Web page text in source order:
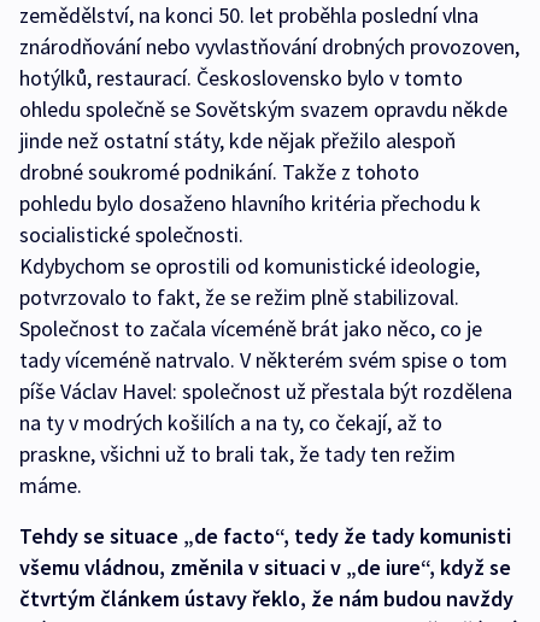
zemědělství, na konci 50. let proběhla poslední vlna
znárodňování nebo vyvlastňování drobných provozoven,
hotýlků, restaurací. Československo bylo v tomto
ohledu společně se Sovětským svazem opravdu někde
jinde než ostatní státy, kde nějak přežilo alespoň
drobné soukromé podnikání. Takže z tohoto
pohledu bylo dosaženo hlavního kritéria přechodu k
socialistické společnosti.
Kdybychom se oprostili od komunistické ideologie,
potvrzovalo to fakt, že se režim plně stabilizoval.
Společnost to začala víceméně brát jako něco, co je
tady víceméně natrvalo. V některém svém spise o tom
píše Václav Havel: společnost už přestala být rozdělena
na ty v modrých košilích a na ty, co čekají, až to
praskne, všichni už to brali tak, že tady ten režim
máme.
Tehdy se situace „de facto“, tedy že tady komunisti
všemu vládnou, změnila v situaci v „de iure“, když se
čtvrtým článkem ústavy řeklo, že nám budou navždy